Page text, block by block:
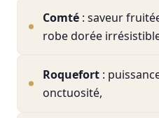
Comté : saveur
robe dorée
Roquefort :
onctuosité,